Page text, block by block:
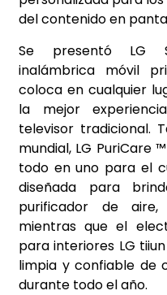
del contenido en
Se presentó LG
inalámbrica móvil
coloca en cualquier
la mejor
televisor tradicional.
mundial, LG PuriCare
todo en uno para el
diseñada para
purificador de
mientras que el
para interiores LG
limpia y confiable de
durante todo el año.